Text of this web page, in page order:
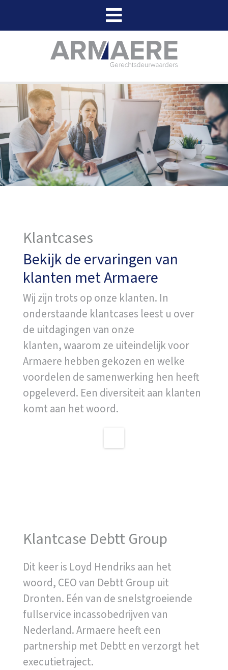
Klantcases
Bekijk de ervaringen van
klanten met Armaere
Wij zijn trots op onze klanten. In
onderstaande klantcases leest u over
de uitdagingen van onze
klanten, waarom ze uiteindelijk voor
Armaere hebben gekozen en welke
voordelen de samenwerking hen heeft
opgeleverd. Een diversiteit aan klanten
komt aan het woord.
Klantcase Debtt Group
Dit keer is Loyd Hendriks aan het
woord, CEO van Debtt Group uit
Dronten. Eén van de snelstgroeiende
fullservice incassobedrijven van
Nederland. Armaere heeft een
partnership met Debtt en verzorgt het
executietraject.